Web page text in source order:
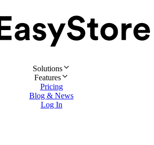
Solutions
Features
Pricing
Blog & News
Log In